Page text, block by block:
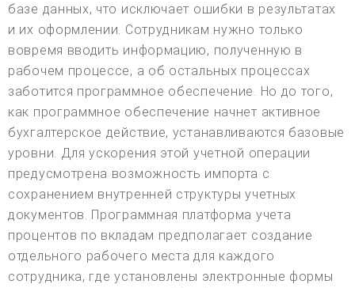
базе данных, что исключает ошибки в результатах
и их оформлении. Сотрудникам нужно только
вовремя вводить информацию, полученную в
рабочем процессе, а об остальных процессах
заботится программное обеспечение. Но до того,
как программное обеспечение начнет активное
бухгалтерское действие, устанавливаются базовые
уровни. Для ускорения этой учетной операции
предусмотрена возможность импорта с
сохранением внутренней структуры учетных
документов. Программная платформа учета
процентов по вкладам предполагает создание
отдельного рабочего места для каждого
сотрудника, где установлены электронные формы